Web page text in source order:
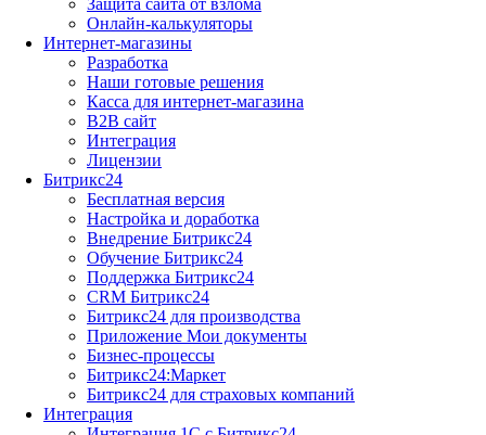
Защита сайта от взлома
Онлайн-калькуляторы
Интернет-магазины
Разработка
Наши готовые решения
Касса для интернет-магазина
B2B сайт
Интеграция
Лицензии
Битрикс24
Бесплатная версия
Настройка и доработка
Внедрение Битрикс24
Обучение Битрикс24
Поддержка Битрикс24
CRM Битрикс24
Битрикс24 для производства
Приложение Мои документы
Бизнес-процессы
Битрикс24:Маркет
Битрикс24 для страховых компаний
Интеграция